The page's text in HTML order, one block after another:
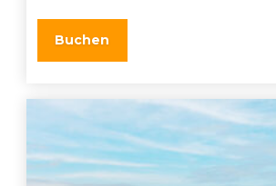
Buchen